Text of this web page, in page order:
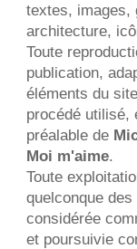
textes, images,
architecture,
Toute
publication,
éléments du
procédé utilisé,
préalable de
Moi m'aime.
Toute
quelconque
considérée
et poursuivie